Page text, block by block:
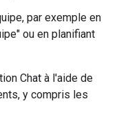
par exemple en
ou en planifiant
Chat à l'aide de
y compris les